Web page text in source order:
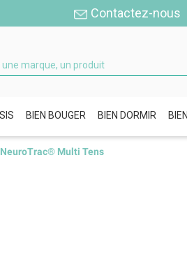
Contactez-nous
BIEN BOUGER BIEN DORMIR
Multi Tens